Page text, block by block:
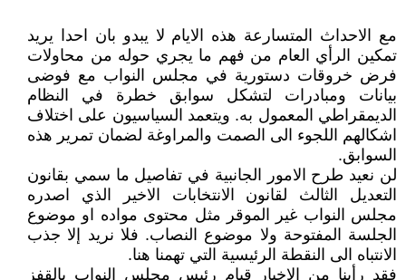
مع الاحداث المتسارعة هذه الايام لا يبدو بان احدا يريد
تمكين الرأي العام من فهم ما يجري حوله من محاولات
فرض خروقات دستورية في مجلس النواب مع فوضى
بيانات ومبادرات لتشكل سوابق خطرة في النظام
الديمقراطي المعمول به. ويتعمد السياسيون على اختلاف
اشكالهم اللجوء الى الصمت والمراوغة لضمان تمرير هذه
السوابق.
لن نعيد طرح الامور الجانبية في تفاصيل ما سمي بقانون
التعديل الثالث لقانون الانتخابات الاخير الذي اصدره
مجلس النواب غير الموقر مثل محتوى مواده او موضوع
الجلسة المفتوحة ولا موضوع النصاب. فلا نريد إلا جذب
الانتباه الى النقطة الرئيسية التي تهمنا هنا.
فقد رأينا من الاخبار قيام رئيس مجلس النواب بالقفز